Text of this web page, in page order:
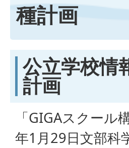
種計画
公立学校情
計画
「GIGAスクール
年1月29日文部科